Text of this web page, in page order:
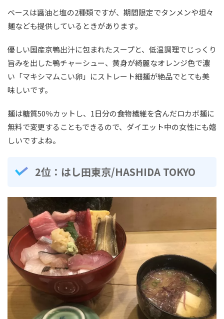
ベースは醤油と塩の2種類ですが、期間限定でタンメンや坦々
麺なども提供しているときがあります。
優しい国産京鴨出汁に包まれたスープと、低温調理でじっくり
旨みを出した鴨チャーシュー、黄身が綺麗なオレンジ色で濃
い「マキシマムこい卵」にストレート細麺が絶品でとても美
味しいです。
麺は糖質50％カットし、1日分の食物繊維を含んだロカボ麺に
無料で変更することもできるので、ダイエット中の女性にも嬉
しいですよね。
2位：はし田東京/HASHIDA TOKYO